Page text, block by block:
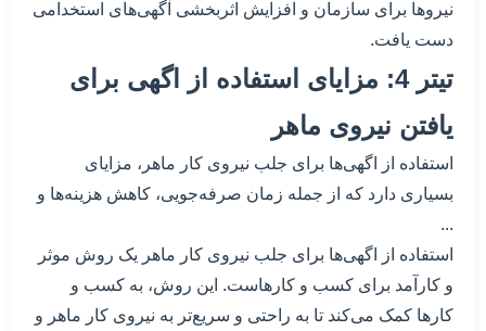
نیروها برای سازمان و افزایش اثربخشی آگهی‌های استخدامی
دست یافت.
تیتر 4: مزایای استفاده از اگهی برای
یافتن نیروی ماهر
استفاده از اگهی‌ها برای جلب نیروی کار ماهر، مزایای
بسیاری دارد که از جمله زمان صرفه‌جویی، کاهش هزینه‌ها و
...
استفاده از اگهی‌ها برای جلب نیروی کار ماهر یک روش موثر
و کارآمد برای کسب و کارهاست. این روش، به کسب و
کارها کمک می‌کند تا به راحتی و سریع‌تر به نیروی کار ماهر و